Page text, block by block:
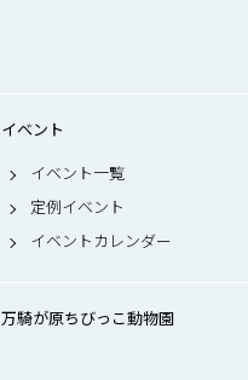
イベント
イベント一覧
定例イベント
イベントカレンダー
万騎が原ちびっこ動物園